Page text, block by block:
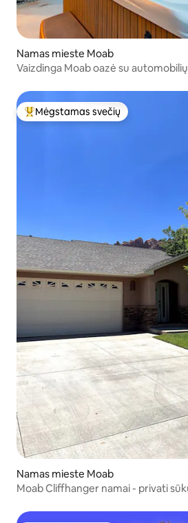
Namas mieste Moab
Vaizdinga Moab oazė su
Svečių mėgstamiausias
Mėgstamas svečių
Namas mieste Moab
Moab Cliffhanger namai - privati